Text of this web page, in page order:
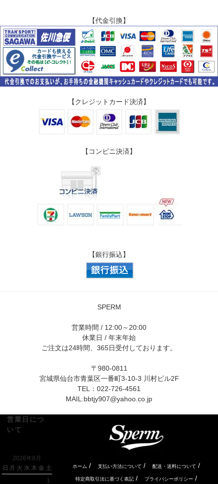
【代金引換】
【クレジットカード決済】
【コンビニ決済】
【銀行振込】
SPERM
営業時間 / 12:00～20:00
休業日 / 年末年始
ご注文は24時間、365日受付しております。
〒980-0811
宮城県仙台市青葉区一番町3-10-3 川村ビル2F
TEL：022-726-4561
MAIL:bbtjy907@yahoo.co.jp
営業日につ
いて
2026年8月
日 月 火 水 木 金 土
1
ホーム / 支払い方法について / 配送・送料について /
特定商取引法に基づく表記 / プライバシーポリシー /